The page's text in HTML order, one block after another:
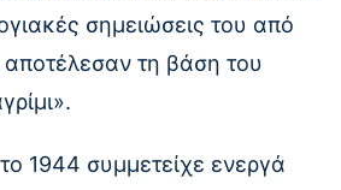
σημειώσεις του από
αποτέλεσαν τη βάση του
1944 συμμετείχε ενεργά